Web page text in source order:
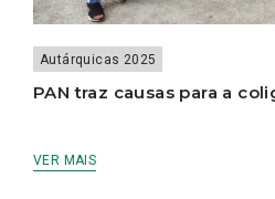
Autárquicas 2025
PAN traz causas para a
VER MAIS